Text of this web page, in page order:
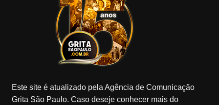
Este site é atualizado pela Agência de Comunicação
Grita São Paulo. Caso deseje conhecer mais do